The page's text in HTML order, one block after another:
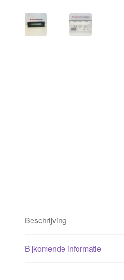
Beschrijving
Bijkomende informatie